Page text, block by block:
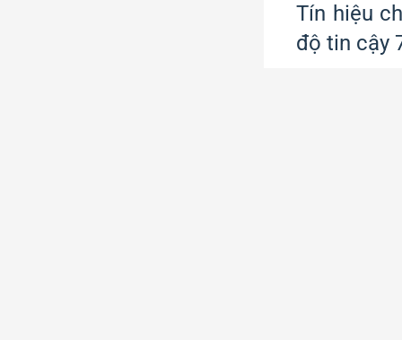
Tín hiệu
độ tin cậy